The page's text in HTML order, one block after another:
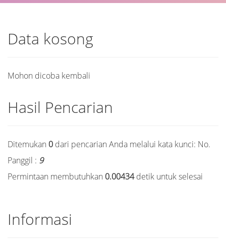
Data kosong
Mohon dicoba kembali
Hasil Pencarian
Ditemukan 0 dari pencarian Anda melalui kata kunci: No.
Panggil : 9
Permintaan membutuhkan 0.00434detik untuk selesai
Informasi